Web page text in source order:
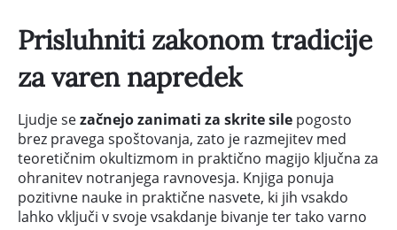
Prisluhniti zakonom tradicije
za varen napredek
Ljudje sezačnejo zanimati za skrite sile pogosto
brez pravega spoštovanja, zato je razmejitev med
teoretičnim okultizmom in praktično magijo ključna za
ohranitev notranjega ravnovesja. Knjiga ponuja
pozitivne nauke in praktične nasvete, ki jih vsakdo
lahko vključi v svoje vsakdanje bivanje ter tako varno